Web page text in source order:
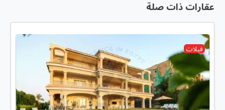
عقارات ذات صلة
فيلات